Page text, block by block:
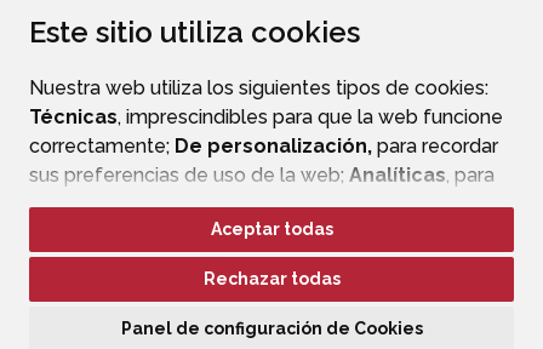
Este sitio utiliza cookies
Nuestra web utiliza los siguientes tipos de cookies:
Técnicas, imprescindibles para que la web funcione
correctamente; De personalización, para recordar
sus preferencias de uso de la web; Analíticas, para
mejorar el funcionamiento de la web y sus servicios.
Si acepta pulsando el botón“Aceptar todas”
consideramos que acepta su uso. Si pulsa el botón
ninguna acción, se guardarán las cookies técnicas
Aceptar todas
Rechazar todas
Panel de configuración de Cookies